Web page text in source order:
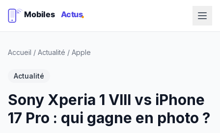
Accueil / Actualité / Apple
Actualité
Sony Xperia 1 VIII vs iPhone
17 Pro : qui gagne en photo ?